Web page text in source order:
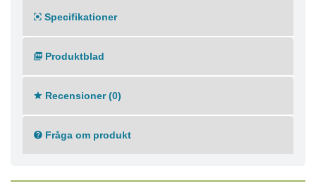
Specifikationer
Produktblad
Recensioner (0)
Fråga om produkt